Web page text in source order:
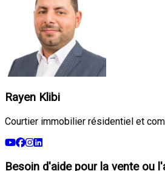
Rayen Klibi
Courtier immobilier résidentiel et
Besoin d'aide pour la vente ou